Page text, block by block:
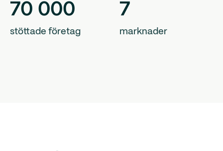
70 000
stöttade företag
7
marknader